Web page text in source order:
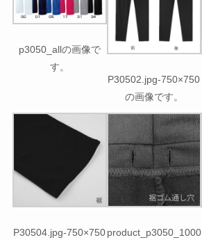
p3050_allの画像で
す。
P30502.jpg-750×750
の画像です。
P30504.jpg-750×750product_p3050_1000